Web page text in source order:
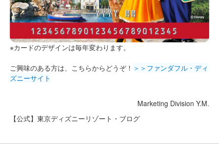
※カードのデザインは毎年変わります。
ご興味のある方は、こちらからどうぞ！ ＞＞ファンダフル・ディ
ズニーサイト
Marketing Division Y.M.
【公式】東京ディズニーリゾート・ブログ